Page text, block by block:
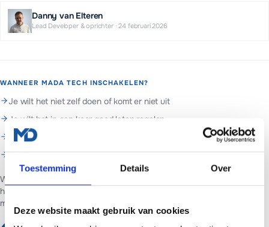
Toestemming Details Over
Deze website maakt gebruik van cookies
Danny van Elteren
Lead Developer & oprichter·24 februari 2026
WANNEER MADA TECH INSCHAKELEN?
Je wilt het niet zelf doen of komt er niet uit
Je wilt het in een keer goed laten regelen
Je wilt doorlopend beheer en support
Je wilt hulp met analytics & meten
Web- en marketingpartner in Assen. Websites voor ondernemers in
heel Nederland.
managed hosting en basis SEO.